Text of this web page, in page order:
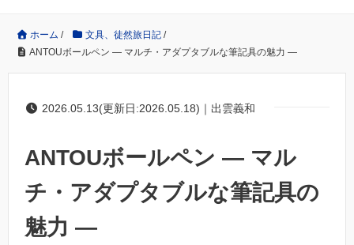
ホーム / 文具、徒然旅日記 /
ANTOUボールペン — マルチ・アダプタブルな筆記具の魅力 —
2026.05.13(更新日:2026.05.18)｜出雲義和
ANTOUボールペン — マル
チ・アダプタブルな筆記具の
魅力 —